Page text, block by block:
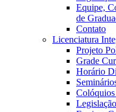
Equipe,
de
Contato
Licenciatura
Projeto
Grade
Horário
Legislação